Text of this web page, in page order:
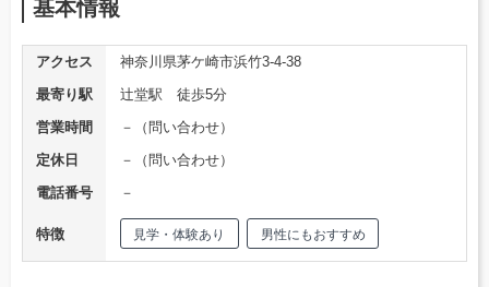
基本情報
アクセス
神奈川県茅ケ崎市浜竹3-4-38
最寄り駅
辻堂駅 徒歩5分
営業時間
－（問い合わせ）
定休日
－（問い合わせ）
電話番号
－
特徴 見学・体験あり 男性にもおすすめ